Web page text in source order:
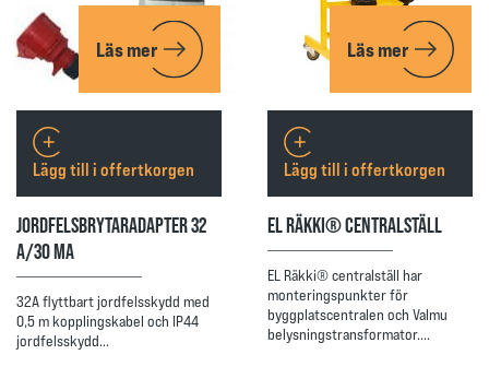
Läs mer
JORDFELSBRYTARADAPTER 32
A/30 MA
32A flyttbart jordfelsskydd med
0,5 m kopplingskabel och IP44
jordfelsskydd…
Lägg till i offertkorgen
Läs mer
EL RÄKKI® CENTRALSTÄLL
EL Räkki® centralställ har
monteringspunkter för
byggplatscentralen och Valmu
belysningstransformator.…
Lägg till i offertkorgen